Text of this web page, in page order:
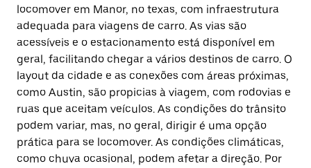
locomover em Manor, no texas, com infraestrutura
adequada para viagens de carro. As vias são
acessíveis e o estacionamento está disponível em
geral, facilitando chegar a vários destinos de carro. O
layout da cidade e as conexões com áreas próximas,
como Austin, são propicias à viagem, com rodovias e
ruas que aceitam veículos. As condições do trânsito
podem variar, mas, no geral, dirigir é uma opção
prática para se locomover. As condições climáticas,
como chuva ocasional, podem afetar a direção. Por